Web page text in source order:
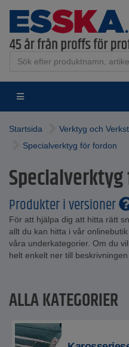
Startsida
Verktyg och
Specialverktyg för fordon
Produkter i versioner
För att hjälpa dig att hitta rätt
allt du kan hitta i vår
våra underkategorier. Om du
helt enkelt ner till beskrivningen
ALLA KATEGORIER